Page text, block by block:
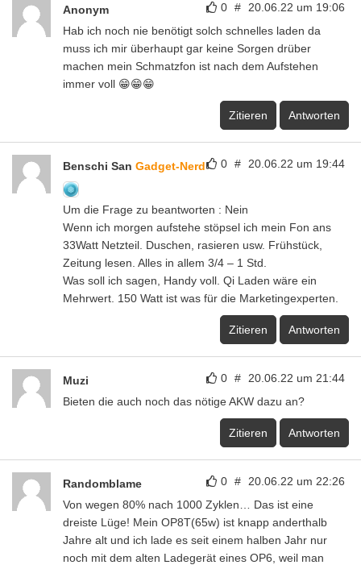
0 # 20.06.22 um 19:06
Anonym
Hab ich noch nie benötigt solch schnelles laden da
muss ich mir überhaupt gar keine Sorgen drüber
machen mein Schmatzfon ist nach dem Aufstehen
immer voll 😁😁😁
Zitieren Antworten
0 # 20.06.22 um 19:44
Benschi San Gadget-Nerd
Um die Frage zu beantworten : Nein
Wenn ich morgen aufstehe stöpsel ich mein Fon ans
33Watt Netzteil. Duschen, rasieren usw. Frühstück,
Zeitung lesen. Alles in allem 3/4 – 1 Std.
Was soll ich sagen, Handy voll. Qi Laden wäre ein
Mehrwert. 150 Watt ist was für die Marketingexperten.
Zitieren Antworten
0 # 20.06.22 um 21:44
Muzi
Bieten die auch noch das nötige AKW dazu an?
Zitieren Antworten
0 # 20.06.22 um 22:26
Randomblame
Von wegen 80% nach 1000 Zyklen… Das ist eine
dreiste Lüge! Mein OP8T(65w) ist knapp anderthalb
Jahre alt und ich lade es seit einem halben Jahr nur
noch mit dem alten Ladegerät eines OP6, weil man